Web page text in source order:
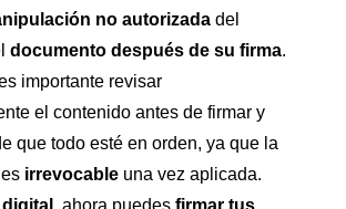
no autorizadadel
documento después de su firma.
importante revisar
el contenido antes de firmar y
que todo esté en orden, ya que la
es irrevocableuna vez aplicada.